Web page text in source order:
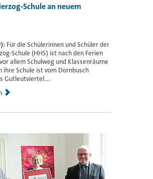
Schule an neuem
Für die Schülerinnen und Schüler der
Schule (HHS) ist nach den Ferien
allem Schulweg und Klassenräume
ihre Schule ist vom Dornbusch
Gutleutviertel....